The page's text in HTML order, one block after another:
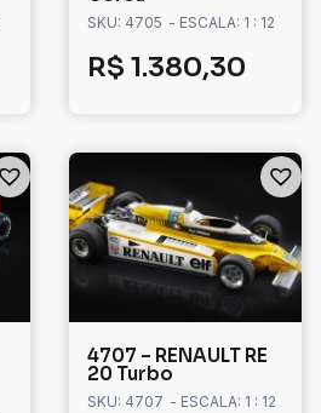
SKU: 4705 - ESCALA: 1 : 12
R$ 1.380,30
4707 – RENAULT RE
20 Turbo
SKU: 4707 - ESCALA: 1 : 12